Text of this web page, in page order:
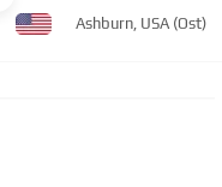
Ashburn, USA (Ost)